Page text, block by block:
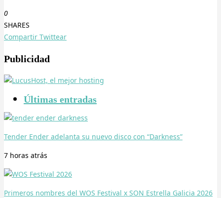
0
SHARES
Compartir Twittear
Publicidad
Últimas entradas
Tender Ender adelanta su nuevo disco con “Darkness”
7 horas atrás
Primeros nombres del WOS Festival x SON Estrella Galicia 2026